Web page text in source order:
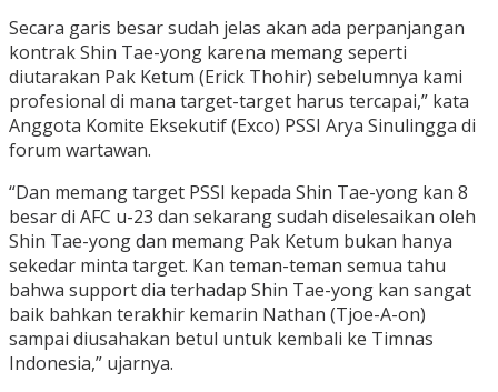
Secara garis besar sudah jelas akan ada perpanjangan
kontrak Shin Tae-yong karena memang seperti
diutarakan Pak Ketum (Erick Thohir) sebelumnya kami
profesional di mana target-target harus tercapai,” kata
Anggota Komite Eksekutif (Exco) PSSI Arya Sinulingga di
forum wartawan.
“Dan memang target PSSI kepada Shin Tae-yong kan 8
besar di AFC u-23 dan sekarang sudah diselesaikan oleh
Shin Tae-yong dan memang Pak Ketum bukan hanya
sekedar minta target. Kan teman-teman semua tahu
bahwa support dia terhadap Shin Tae-yong kan sangat
baik bahkan terakhir kemarin Nathan (Tjoe-A-on)
sampai diusahakan betul untuk kembali ke Timnas
Indonesia,” ujarnya.